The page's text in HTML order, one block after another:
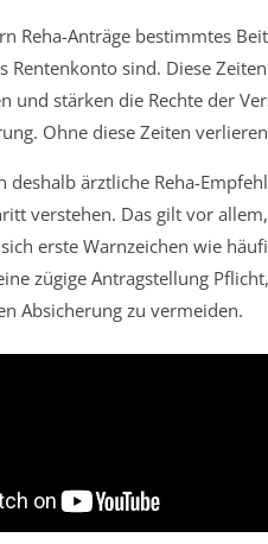
Reha-Anträge bestimmtes
Rentenkonto sind. Diese
und stärken die Rechte der
Ohne diese Zeiten
deshalb ärztliche Reha-
verstehen. Das gilt vor
erste Warnzeichen wie
zügige Antragstellung
Absicherung zu vermeiden.